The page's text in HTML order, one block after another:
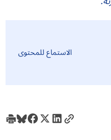
الاستماع للمحتوى